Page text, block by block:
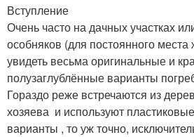
Вступление
Очень часто на дачных участках
особняков (для постоянного
увидеть весьма оригинальные и
полузаглублённые варианты
Гораздо реже встречаются из
хозяева и используют
варианты , то уж точно,